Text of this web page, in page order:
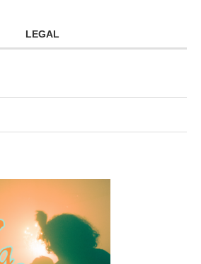
LEGAL